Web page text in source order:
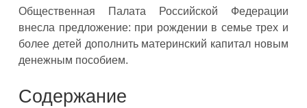
Общественная Палата Российской Федерации
внесла предложение: при рождении в семье трех и
более детей дополнить материнский капитал новым
денежным пособием.
Содержание